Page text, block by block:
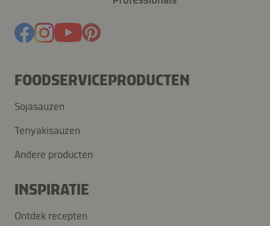
FOODSERVICEPRODUCTEN
Sojasauzen
Teriyakisauzen
Andere producten
INSPIRATIE
Ontdek recepten